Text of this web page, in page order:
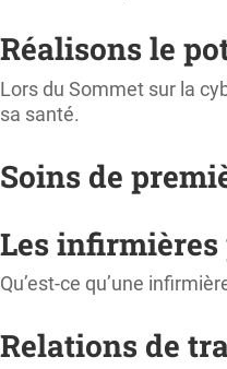
Réalisons le
Lors du Sommet sur la
sa santé.
Soins de
Les infirmières
Qu’est-ce qu’une
Relations de